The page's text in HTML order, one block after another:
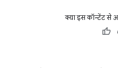
क्या इस कॉन्टेंट से